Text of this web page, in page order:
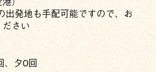
発地も手配可能ですので、お
さい
、夕0回